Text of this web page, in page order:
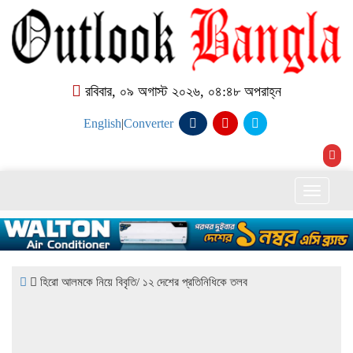
রবিবার, ০৯ অগাস্ট ২০২৬, ০৪:৪৮ অপরাহ্ন
English|Converter
হিরো আলমকে নিয়ে বিবৃতি/ ১২ দেশের প্রতিনিধিকে তলব